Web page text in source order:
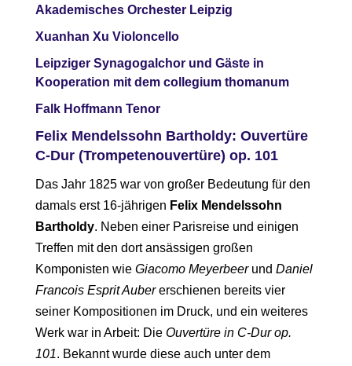
Akademisches Orchester Leipzig
Xuanhan Xu Violoncello
Leipziger Synagogalchor und Gäste in
Kooperation mit demcollegium thomanum
Falk Hoffmann Tenor
Felix Mendelssohn Bartholdy: Ouvertüre
C-Dur (Trompetenouvertüre) op. 101
Das Jahr 1825 war von großer Bedeutung für den
damals erst 16-jährigen Felix Mendelssohn
Bartholdy. Neben einer Parisreise und einigen
Treffen mit den dort ansässigen großen
Komponisten wie Giacomo Meyerbeerund Daniel
Francois Esprit Aubererschienen bereits vier
seiner Kompositionen im Druck, und ein weiteres
Werk war in Arbeit: Die Ouvertüre in C-Dur op.
101. Bekannt wurde diese auch unter dem